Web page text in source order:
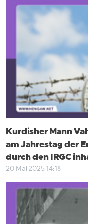
Kurdisher Mann
am Jahrestag der
durch den IRGC
20 Mai 2025 14:18